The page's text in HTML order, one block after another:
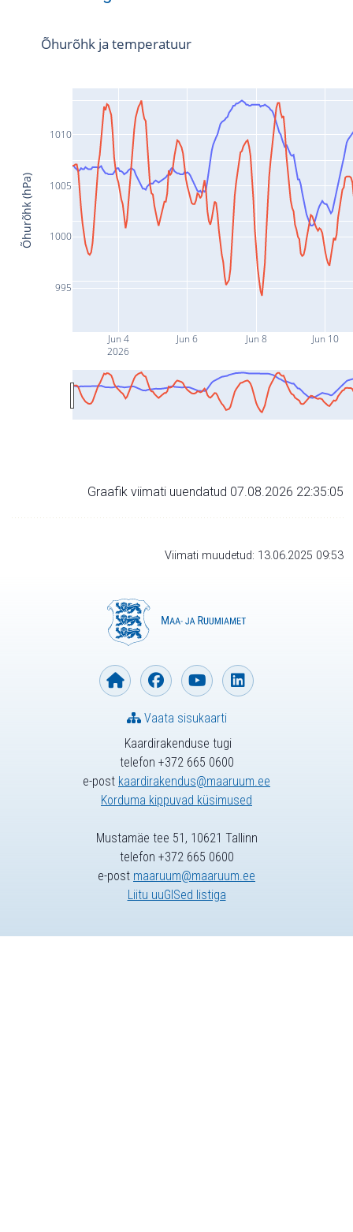
Jun 4
2026
Jun 6 Jun 8 Jun 10
995
1000
1005
1010
Õhurõhk ja temperatuur
Õhurõhk (hPa)
Graafik viimati uuendatud 07.08.2026 22:35:05
Viimati muudetud: 13.06.2025 09:53
Kaardirakenduse tugi
telefon +372 665 0600
e-post kaardirakendus@maaruum.ee
Korduma kippuvad küsimused
Vaata sisukaarti
Mustamäe tee 51, 10621 Tallinn
telefon +372 665 0600
e-post maaruum@maaruum.ee
Liitu uuGISed listiga